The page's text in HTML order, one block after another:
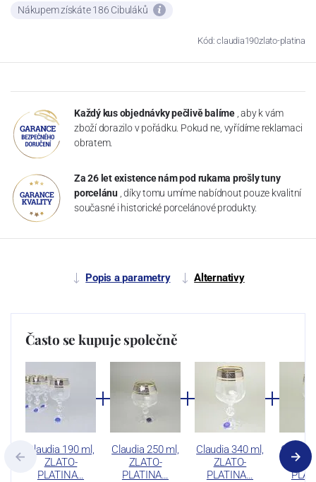
Nákupem získáte 186 Cibuláků
Kód: claudia190zlato-platina
Každý kus objednávky pečlivě balíme , aby k vám
zboží dorazilo v pořádku. Pokud ne, vyřídíme reklamaci
obratem.
Za 26 let existence nám pod rukama prošly tuny
porcelánu , díky tomu umíme nabídnout pouze kvalitní
současné i historické porcelánové produkty.
Popis a parametry Alternativy
Často se kupuje společně
Claudia 190 ml,
ZLATO-
PLATINA…
Claudia 250 ml,
ZLATO-
PLATINA…
Claudia 340 ml,
ZLATO-
PLATINA…